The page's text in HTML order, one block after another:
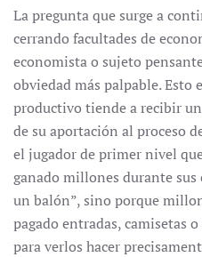
La pregunta que surge a
cerrando facultades de
economista o sujeto
obviedad más palpable. Esto
productivo tiende a recibir
de su aportación al proceso
el jugador de primer nivel
ganado millones durante sus
un balón”, sino porque
pagado entradas, camisetas
para verlos hacer